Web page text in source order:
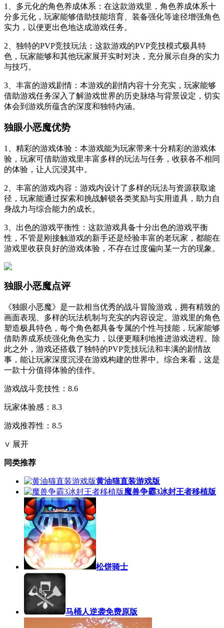
1、多元化的角色养成体系：在这款游戏里，角色养成体系十
分多元化，玩家能够借助技能培育、装备强化等途径增强角色
实力，以便更出色地达成游戏任务。
2、独特的PVP竞技玩法：这款游戏的PVP竞技模式极具特
色，玩家能够和其他玩家展开实时对决，充分展示自身的实力
与技巧。
3、丰富的游戏剧情：本游戏的剧情内容十分充实，玩家能够
借助游戏任务深入了解游戏世界的历史脉络与背景设定，切实
体会到游戏所蕴含的深度和独特内涵。
独眼小恶魔优势
1、精彩的游戏体验：本游戏能为玩家带来十分精彩的游戏体
验，玩家可借助游戏里丰富多样的玩法与任务，收获各不相同
的体验，让人沉浸其中。
2、丰富的游戏内容：游戏内设计了多样的玩法与资源获取途
径，玩家能通过探索和挑战解锁各类奖励与实用道具，助力自
身战力与综合能力的成长。
3、出色的游戏平衡性：这款游戏具备十分出色的游戏平衡
性，不管是刚接触游戏的新手还是经验丰富的老玩家，都能在
游戏里收获良好的游戏体验，不存在过度偏向某一方的现象。
独眼小恶魔点评
《独眼小恶魔》是一款相当优秀的战斗冒险游戏，拥有精致的
画面表现、多样的玩法机制与充实的内容设定。游戏里的角色
塑造极具特色，每个角色都具备专属的个性与技能，玩家能够
借助养成系统强化角色实力，以便更顺利地推进游戏进程。除
此之外，游戏还搭载了独特的PVP竞技玩法和丰满的剧情故
事，能让玩家深度沉浸在游戏构建的世界中。综合来看，这是
一款十分值得体验的佳作。
游戏战斗竞技性：8.6
玩家体验感：8.3
游戏推荐性：8.5
∨ 展开
同类推荐
黄油猫直装游戏版
魔兽争霸3冰封王者移植版
松饼骑士
马桶人逆袭免费原版